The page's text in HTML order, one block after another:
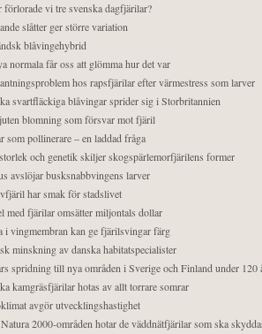
förlorade vi tre svenska dagfjärilar?
slåtter ger större variation
blåvingehybrid
normala får oss att glömma hur det var
hos rapsfjärilar efter värmestress som larver
svartfläckiga blåvingar sprider sig i Storbritannien
blomning som försvar mot fjäril
som pollinerare – en laddad fråga
och genetik skiljer skogspärlemorfjärilens former
avslöjar busksnabbvingens larver
har smak för stadslivet
med fjärilar omsätter miljontals dollar
i vingmembran kan ge fjärilsvingar färg
minskning av danska habitatspecialister
spridning till nya områden i Sverige och Finland under
kamgräsfjärilar hotas av allt torrare somrar
avgör utvecklingshastighet
2000-områden hotar de väddnätfjärilar som ska